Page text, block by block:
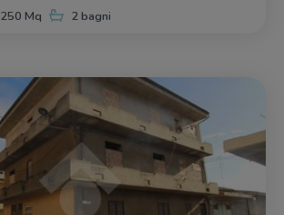
250 Mq 2 bagni